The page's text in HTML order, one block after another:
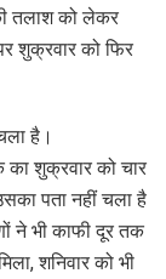
तलाश को लेकर
शुक्रवार को फिर
है।
का शुक्रवार को चार
पता नहीं चला है
ने भी काफी दूर तक
शनिवार को भी